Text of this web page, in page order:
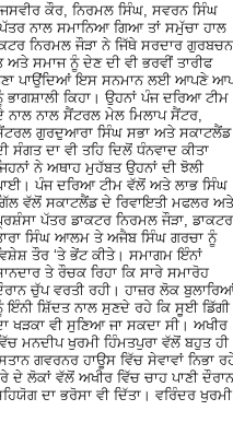
ਕੌਰ, ਨਿਰਮਲ ਸਿੰਘ, ਸਵਰਨ ਸਿੰਘ
ਨਾਲ ਸਮਾਨਿਆ ਗਿਆ ਤਾਂ ਸਮੁੱਚਾ ਹਾਲ
ਨਿਰਮਲ ਜੌੜਾ ਨੇ ਜਿੱਥੇ ਸਰਦਾਰ ਗੁਰਬਚਨ
ਸਮਾਜ ਨੂੰ ਦੇਣ ਦੀ ਵੀ ਭਰਵੀਂ ਤਾਰੀਫ
ਪਾਉਂਦਿਆਂ ਇਸ ਸਨਮਾਨ ਲਈ ਆਪਣੇ
ਭਾਗਸ਼ਾਲੀ ਕਿਹਾ। ਉਹਨਾਂ ਪੰਜ ਦਰਿਆ ਟੀਮ
ਨਾਲ ਨਾਲ ਸੈਂਟਰਲ ਮੇਲ ਮਿਲਾਪ ਸੈਂਟਰ,
ਗੁਰਦੁਆਰਾ ਸਿੰਘ ਸਭਾ ਅਤੇ ਸਕਾਟਲੈਂਡ
ਸੰਗਤ ਦਾ ਵੀ ਤਹਿ ਦਿਲੋਂ ਧੰਨਵਾਦ ਕੀਤਾ
ਨੇ ਅਥਾਹ ਮੁਹੱਬਤ ਉਹਨਾਂ ਦੀ ਝੋਲੀ
ਪੰਜ ਦਰਿਆ ਟੀਮ ਵੱਲੋਂ ਅਤੇ ਲਾਭ ਸਿੰਘ
ਵੱਲੋਂ ਸਕਾਟਲੈਂਡ ਦੇ ਰਿਵਾਇਤੀ ਮਫਲਰ ਅਤੇ
ਪੱਤਰ ਡਾਕਟਰ ਨਿਰਮਲ ਜੌੜਾ, ਡਾਕਟਰ
ਸਿੰਘ ਆਲਮ ਤੇ ਅਜੈਬ ਸਿੰਘ ਗਰਚਾ ਨੂੰ
ਤੌਰ ‘ਤੇ ਭੇਂਟ ਕੀਤੇ। ਸਮਾਗਮ ਇੰਨਾਂ
ਤੇ ਰੌਚਕ ਰਿਹਾ ਕਿ ਸਾਰੇ ਸਮਾਰੋਹ
ਚੁੱਪ ਵਰਤੀ ਰਹੀ। ਹਾਜ਼ਰ ਲੋਕ
ਇੰਨੀ ਸ਼ਿੱਦਤ ਨਾਲ ਸੁਣਦੇ ਰਹੇ ਕਿ ਸੂਈ ਡਿੱਗੀ
ਖੜਕਾ ਵੀ ਸੁਣਿਆ ਜਾ ਸਕਦਾ ਸੀ। ਅਖੀਰ
ਮਨਦੀਪ ਖੁਰਮੀ ਹਿੰਮਤਪੁਰਾ ਵੱਲੋਂ ਬਹੁਤ ਹੀ
ਗਵਰਨਰ ਹਾਊਸ ਵਿੱਚ ਸੇਵਾਵਾਂ ਨਿਭਾ
ਦੇ ਲੋਕਾਂ ਵੱਲੋਂ ਅਖੀਰ ਵਿੱਚ ਚਾਹ ਪਾਣੀ ਦੌਰਾਨ
ਦਾ ਭਰੋਸਾ ਵੀ ਦਿੱਤਾ। ਵਰਿੰਦਰ ਖੁਰਮੀ